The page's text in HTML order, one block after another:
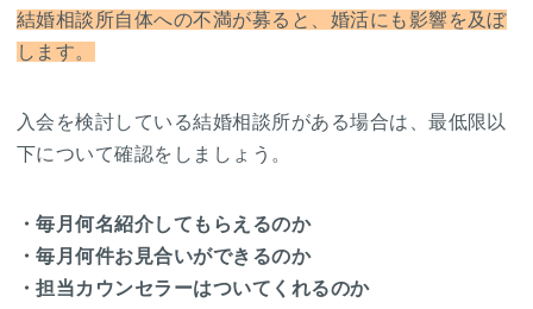
結婚相談所自体への不満が募ると、婚活にも影響を及ぼ
します。
入会を検討している結婚相談所がある場合は、最低限以
下について確認をしましょう。
・毎月何名紹介してもらえるのか
・毎月何件お見合いができるのか
・担当カウンセラーはついてくれるのか